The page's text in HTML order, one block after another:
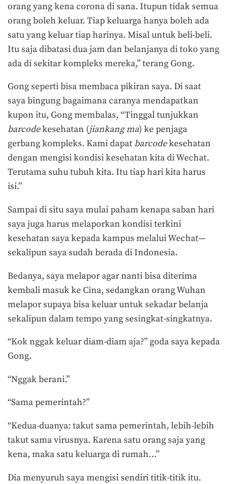
orang yang kena corona di sana. Itupun tidak semua
orang boleh keluar. Tiap keluarga hanya boleh ada
satu yang keluar tiap harinya. Misal untuk beli-beli.
Itu saja dibatasi dua jam dan belanjanya di toko yang
ada di sekitar kompleks mereka,” terang Gong.
Gong seperti bisa membaca pikiran saya. Di saat
saya bingung bagaimana caranya mendapatkan
kupon itu, Gong membalas, “Tinggal tunjukkan
barcodekesehatan (jiankang ma) ke penjaga
gerbang kompleks. Kami dapatbarcodekesehatan
dengan mengisi kondisi kesehatan kita di Wechat.
Terutama suhu tubuh kita. Itu tiap hari kita harus
isi.”
Sampai di situ saya mulai paham kenapa saban hari
saya juga harus melaporkan kondisi terkini
kesehatan saya kepada kampus melalui Wechat—
sekalipun saya sudah berada di Indonesia.
Bedanya, saya melapor agar nanti bisa diterima
kembali masuk ke Cina, sedangkan orang Wuhan
melapor supaya bisa keluar untuk sekadar belanja
sekalipun dalam tempo yang sesingkat-singkatnya.
“Kok nggak keluar diam-diam aja?” goda saya kepada
Gong.
“Nggak berani.”
“Sama pemerintah?”
“Kedua-duanya: takut sama pemerintah, lebih-lebih
takut sama virusnya. Karena satu orang saja yang
kena, maka satu keluarga di rumah…”
Dia menyuruh saya mengisi sendiri titik-titik itu.